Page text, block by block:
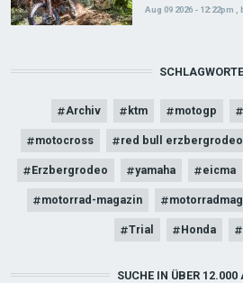
Aug 09 2026 - 12:22pm
SCHLAGWORTE
Archiv ktm motogp
motocross red bull erzbergrodeo
Erzbergrodeo yamaha eicma
motorrad-magazin
Trial Honda
SUCHE IN ÜBER 12.000